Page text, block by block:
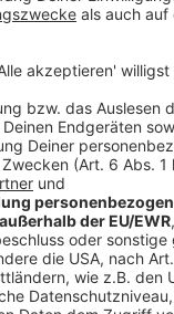
Schleife –
zum reg. Bus um
Straße
um 7.17 Uhr
Sportplatz –